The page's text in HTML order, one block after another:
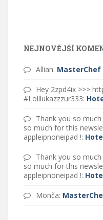
NEJNOVĚJŠÍ
Allian: MasterChef
Hey 2zpd4ix >>>
#Lolllukazzzur333:
Thank you so
so much for this
appleipnoneipad !:
Thank you so
so much for this
appleipnoneipad !:
Monča: